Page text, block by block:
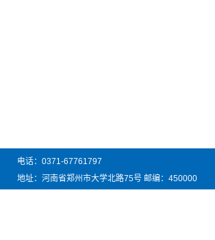
电话：0371-67761797
地址：河南省郑州市大学北路75号 邮编：450000